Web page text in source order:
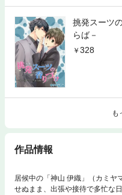
挑発スーツ
らば－
328
も
作品情報
居候中の「神山 伊織」（カミヤ
せぬまま、出張や接待で多忙な